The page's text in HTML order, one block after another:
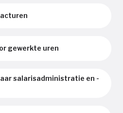
gewerkte uren
salarisadministratie en -